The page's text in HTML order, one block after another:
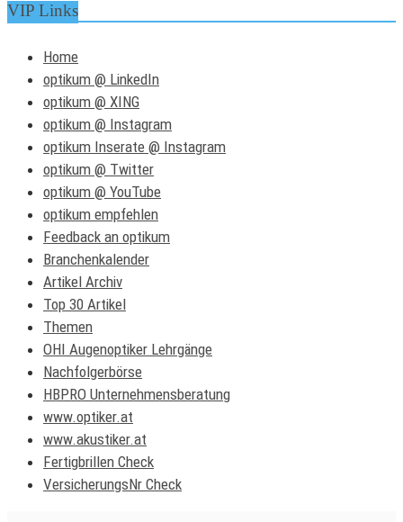
VIP Links
Home
optikum @ LinkedIn
optikum @ XING
optikum @ Instagram
optikum Inserate @ Instagram
optikum @ Twitter
optikum @ YouTube
optikum empfehlen
Feedback an optikum
Branchenkalender
Artikel Archiv
Top 30 Artikel
Themen
OHI Augenoptiker Lehrgänge
Nachfolgerbörse
HBPRO Unternehmensberatung
www.optiker.at
www.akustiker.at
Fertigbrillen Check
VersicherungsNr Check